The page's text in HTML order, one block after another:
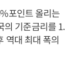
포인트 올리는
의 기준금리를 1.
역대 최대 폭의